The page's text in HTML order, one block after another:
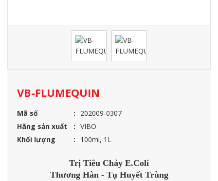
VB-FLUMEQUIN
Mã số
202009-0307
Hãng sản xuất
VIBO
Khối lượng
100ml, 1L
Trị Tiêu Chảy E.Coli
Thương Hàn - Tụ Huyết Trùng